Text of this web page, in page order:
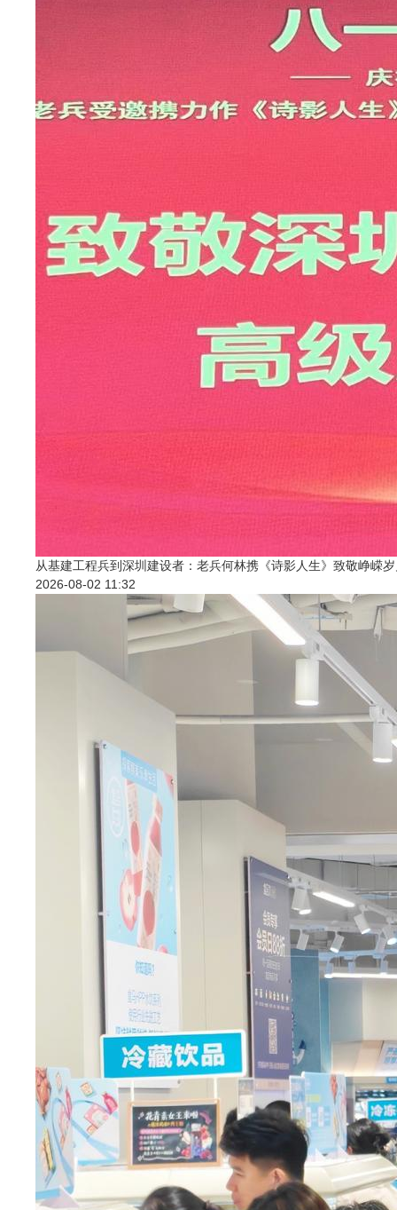
从基建工程兵到深圳建设者：老兵何林携《诗影人生》致敬峥嵘
2026-08-02 11:32